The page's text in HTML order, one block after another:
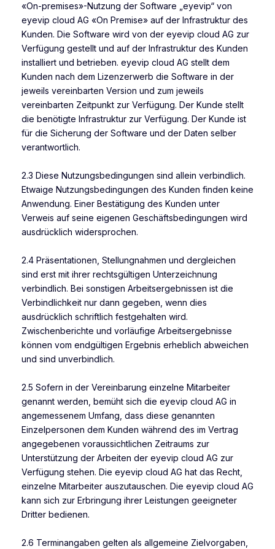
«On-premises»-Nutzung der Software „eyevip“ von
eyevip cloud AG «On Premise» auf der Infrastruktur des
Kunden. Die Software wird von der eyevip cloud AG zur
Verfügung gestellt und auf der Infrastruktur des Kunden
installiert und betrieben. eyevip cloud AG stellt dem
Kunden nach dem Lizenzerwerb die Software in der
jeweils vereinbarten Version und zum jeweils
vereinbarten Zeitpunkt zur Verfügung. Der Kunde stellt
die benötigte Infrastruktur zur Verfügung. Der Kunde ist
für die Sicherung der Software und der Daten selber
verantwortlich.
2.3 Diese Nutzungsbedingungen sind allein verbindlich.
Etwaige Nutzungsbedingungen des Kunden finden keine
Anwendung. Einer Bestätigung des Kunden unter
Verweis auf seine eigenen Geschäftsbedingungen wird
ausdrücklich widersprochen.
2.4 Präsentationen, Stellungnahmen und dergleichen
sind erst mit ihrer rechtsgültigen Unterzeichnung
verbindlich. Bei sonstigen Arbeitsergebnissen ist die
Verbindlichkeit nur dann gegeben, wenn dies
ausdrücklich schriftlich festgehalten wird.
Zwischenberichte und vorläufige Arbeitsergebnisse
können vom endgültigen Ergebnis erheblich abweichen
und sind unverbindlich.
2.5 Sofern in der Vereinbarung einzelne Mitarbeiter
genannt werden, bemüht sich die eyevip cloud AG in
angemessenem Umfang, dass diese genannten
Einzelpersonen dem Kunden während des im Vertrag
angegebenen voraussichtlichen Zeitraums zur
Unterstützung der Arbeiten der eyevip cloud AG zur
Verfügung stehen. Die eyevip cloud AG hat das Recht,
einzelne Mitarbeiter auszutauschen. Die eyevip cloud AG
kann sich zur Erbringung ihrer Leistungen geeigneter
Dritter bedienen.
2.6 Terminangaben gelten als allgemeine Zielvorgaben,